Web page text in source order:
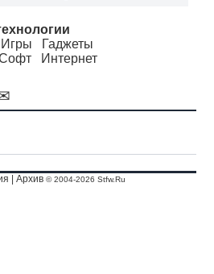
Игры
Гаджеты
Интернет
|Архив © 2004-2026 Stfw.Ru